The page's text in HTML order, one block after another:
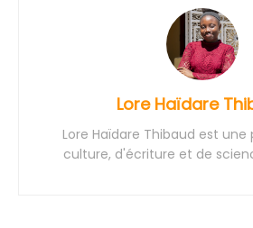
Lore Haïdare
Lore Haïdare Thibaud est une
culture, d'écriture et de